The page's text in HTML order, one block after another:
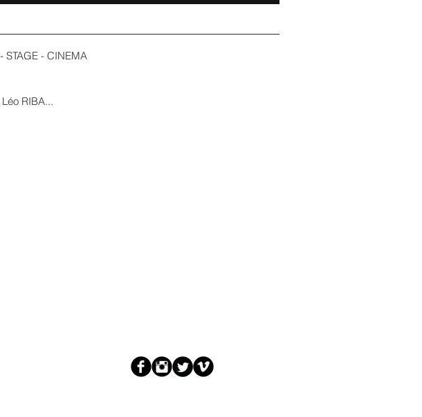
STAGE - CINEMA
RIBA...